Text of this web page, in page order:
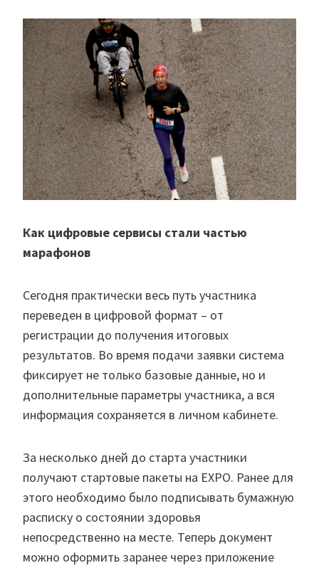
Как цифровые сервисы стали частью
марафонов
Сегодня практически весь путь участника
переведен в цифровой формат – от
регистрации до получения итоговых
результатов. Во время подачи заявки система
фиксирует не только базовые данные, но и
дополнительные параметры участника, а вся
информация сохраняется в личном кабинете.
За несколько дней до старта участники
получают стартовые пакеты на EXPO. Ранее для
этого необходимо было подписывать бумажную
расписку о состоянии здоровья
непосредственно на месте. Теперь документ
можно оформить заранее через приложение